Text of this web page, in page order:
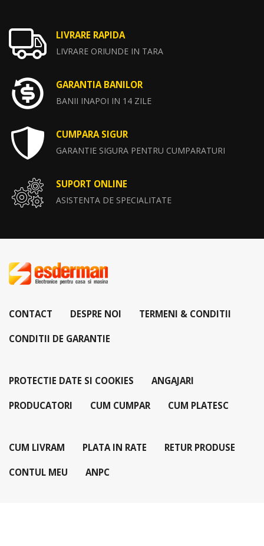
LIVRARE RAPIDA
LIVRARE ORIUNDE IN TARA
GARANTIA BANILOR
BANII INAPOI IN 14 ZILE
CUMPARA SIGUR
GARANTIE SIGURA PENTRU CUMPARATURI
SUPORT ONLINE
ASISTENTA DE SPECIALITATE
CONTACT DESPRE NOI TERMENI & CONDITII
CONDITII DE GARANTIE
PROTECTIE DATE SI COOKIES ANGAJARI
PRODUCATORI CUM CUMPAR CUM PLATESC
CUM LIVRAM PLATA IN RATE RETUR PRODUSE
CONTUL MEU ANPC